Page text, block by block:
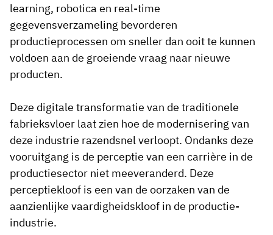
learning, robotica en real-time
gegevensverzameling bevorderen
productieprocessen om sneller dan ooit te kunnen
voldoen aan de groeiende vraag naar nieuwe
producten.
Deze digitale transformatie van de traditionele
fabrieksvloer laat zien hoe de modernisering van
deze industrie razendsnel verloopt. Ondanks deze
vooruitgang is de perceptie van een carrière in de
productiesector niet meeveranderd. Deze
perceptiekloof is een van de oorzaken van de
aanzienlijke vaardigheidskloof in de productie-
industrie.